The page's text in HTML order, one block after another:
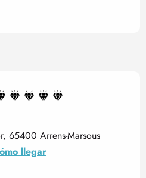
65400 Arrens-Marsous
llegar